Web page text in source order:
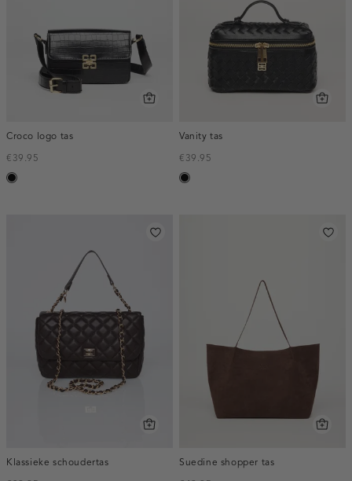
Croco logo tas
€39.95
zwart
Vanity tas
€39.95
zwart
Klassieke schoudertas
Suedine shopper tas